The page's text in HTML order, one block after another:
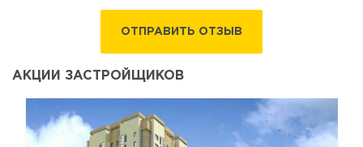
ОТПРАВИТЬ ОТЗЫВ
АКЦИИ ЗАСТРОЙЩИКОВ